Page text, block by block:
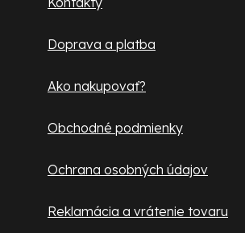
Doprava a platba
Ako nakupovať?
Obchodné podmienky
Ochrana osobných údajov
Reklamácia a vrátenie tovaru